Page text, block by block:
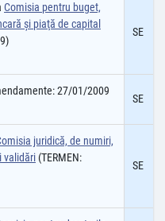
Comisia pentru buget,
şi piaţă de capital
SE
27/01/2009
SE
juridică, de numiri,
validări (TERMEN:
SE